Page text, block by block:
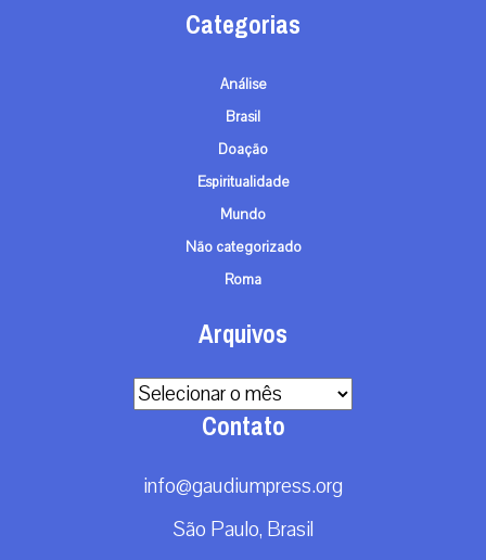
Categorias
Análise
Brasil
Doação
Espiritualidade
Mundo
Não categorizado
Roma
Arquivos
Arquivos
Contato
info@gaudiumpress.org
São Paulo, Brasil